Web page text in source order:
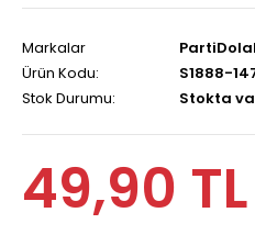
Markalar
Ürün Kodu:
S1888-
Stok Durumu:
Stokta
49,90 TL